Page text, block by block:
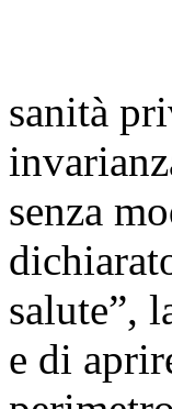
sanità
senza
salute”,
e di